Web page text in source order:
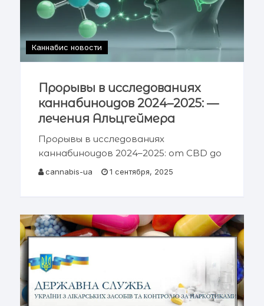
Каннабис новости
Прорывы в исследованиях
каннабиноидов 2024–2025: —
лечения Альцгеймера
Прорывы в исследованиях
каннабиноидов 2024–2025: от CBD до
нейропротекции при Альцгеймере
Прорывы в лечении боли и новые
селективные
cannabis-ua 1 сентября, 2025